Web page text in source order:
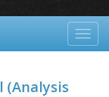
(Analysis